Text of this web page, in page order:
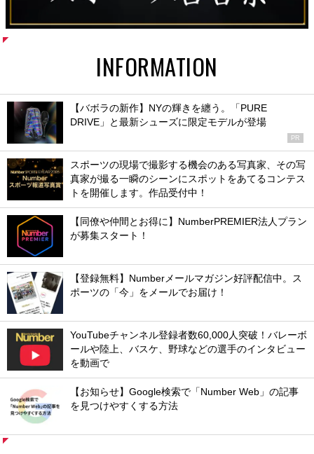
INFORMATION
【バボラの新作】NYの輝きを纏う。「PURE
DRIVE」と最新シューズに限定モデルが登場
PR
スポーツの現場で撮影する機会のある写真家、その写
真家が撮る一瞬のシーンにスポットをあてるコンテス
トを開催します。作品受付中！
【同僚や仲間とお得に】NumberPREMIER法人プラン
が募集スタート！
【登録無料】Numberメールマガジン好評配信中。ス
ポーツの「今」をメールでお届け！
YouTubeチャンネル登録者数60,000人突破！バレーボ
ールや陸上、バスケ、野球などの選手のインタビュー
を動画で
【お知らせ】Google検索で「Number Web」の記事
を見つけやすくする方法